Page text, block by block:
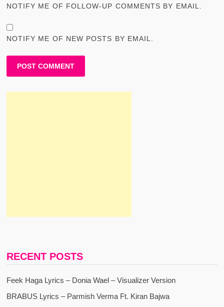
NOTIFY ME OF FOLLOW-UP COMMENTS BY EMAIL.
NOTIFY ME OF NEW POSTS BY EMAIL.
RECENT POSTS
Feek Haga Lyrics – Donia Wael – Visualizer Version
BRABUS Lyrics – Parmish Verma Ft. Kiran Bajwa